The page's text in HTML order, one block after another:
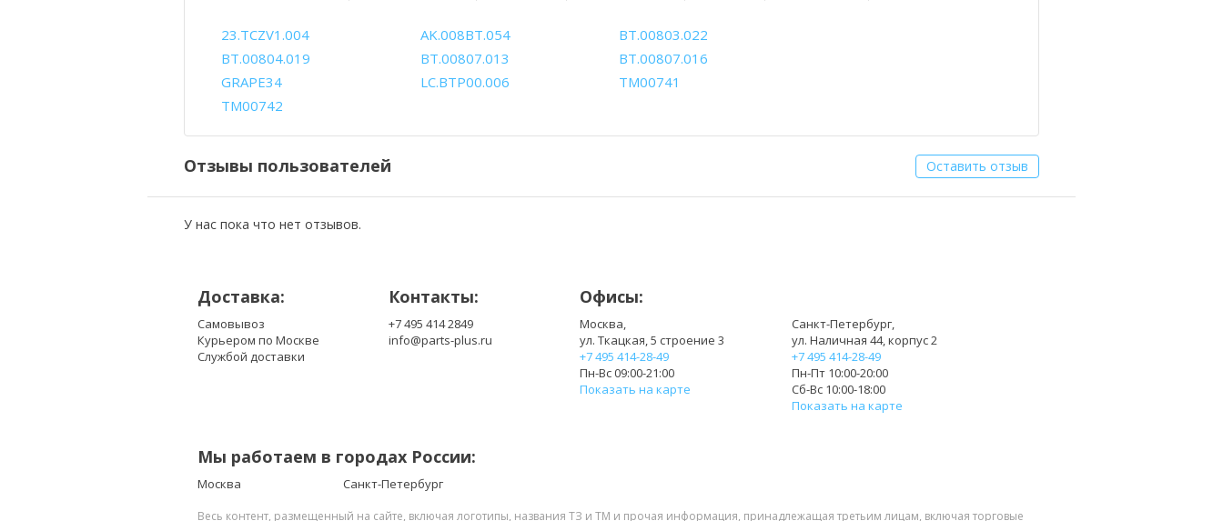
23.TCZV1.004 AK.008BT.054
BT.00803.022
BT.00804.019
BT.00807.013
BT.00807.016
GRAPE34
LC.BTP00.006
TM00741
TM00742
Отзывы пользователей Оставить отзыв
У нас пока что нет отзывов.
Доставка:
Самовывоз
Курьером по Москве
Службой доставки
Контакты:
+7 495 414 2849
info@parts-plus.ru
Офисы:
Москва,
ул. Ткацкая, 5 строение 3
+7 495 414-28-49
Пн-Вс 09:00-21:00
Показать на карте
Санкт-Петербург,
ул. Наличная 44, корпус 2
+7 495 414-28-49
Пн-Пт 10:00-20:00
Сб-Вс 10:00-18:00
Показать на карте
Мы работаем в городах России:
Москва Санкт-Петербург
Весь контент, размещенный на сайте, включая логотипы, названия ТЗ и ТМ и прочая информация, принадлежащая третьим лицам, включая торговые